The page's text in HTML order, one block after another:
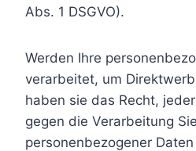
Abs. 1 DSGVO).
Werden Ihre
verarbeitet, um
haben sie das Recht,
gegen die Verarbeitung
personenbezogener